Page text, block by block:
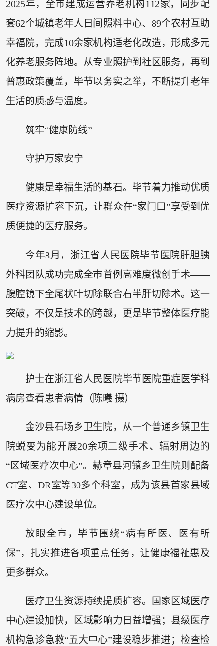
2025年，全市建成运营养老机构112家，同步配
套62个城镇老年人日间照料中心、89个农村互助
幸福院，完成10余家机构适老化改造，形成多元
化养老服务阵地。从专业照护到社区服务，再到
普惠政策覆盖，毕节以务实之举，不断提升老年
生活的质感与温度。
筑牢“健康防线”
守护万家安宁
健康是幸福生活的基石。毕节着力推动优质
医疗资源扩容下沉，让群众在“家门口”享受到优
质便捷的医疗服务。
今年8月，浙江省人民医院毕节医院肝胆胰
外科团队成功完成全市首例高难度微创手术——
腹腔镜下全尾状叶切除联合右半肝切除术。这一
突破，不仅是技术的跨越，更是毕节整体医疗能
力提升的缩影。
护士在浙江省人民医院毕节医院重症医学科
病房查看患者病情（陈曦 摄）
金沙县石场乡卫生院，从一个普通乡镇卫生
院蜕变为能开展20余项二级手术、辐射周边的
“区域医疗次中心”。赫章县河镇乡卫生院则配备
CT室、DR室等30多个科室，成为该县首家县域
医疗次中心建设单位。
放眼全市，毕节围绕“病有所医、医有所
保”，扎实推进各项重点任务，让健康福祉惠及
更多群众。
医疗卫生资源持续提质扩容。国家区域医疗
中心建设加快，区域影响力日益增强；县级医疗
机构急诊急救“五大中心”建设稳步推进；检查检